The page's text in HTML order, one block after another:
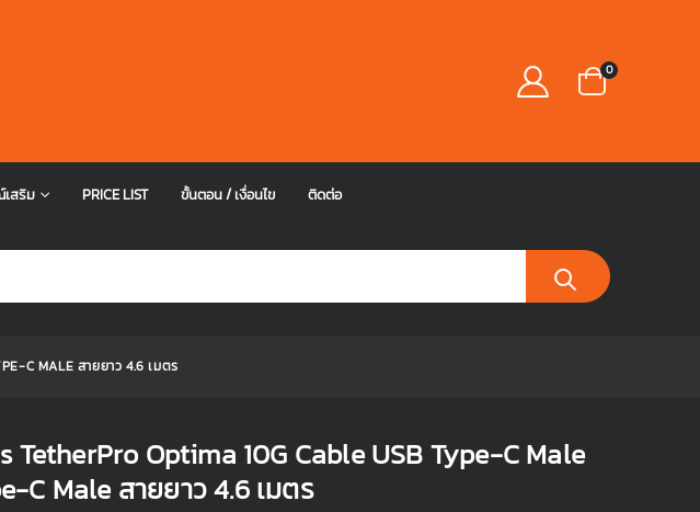
0
เสริม PRICE LIST ขั้นตอน / เงื่อนไข ติดต่อ
C MALE สายยาว 4.6 เมตร
TetherPro Optima 10G Cable USB Type-C Male
C Male สายยาว 4.6 เมตร